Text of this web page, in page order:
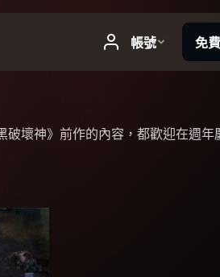
壞神》前作的內容，都歡迎在週年